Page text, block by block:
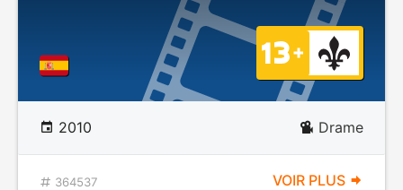
2010 Drame
364537 VOIR PLUS